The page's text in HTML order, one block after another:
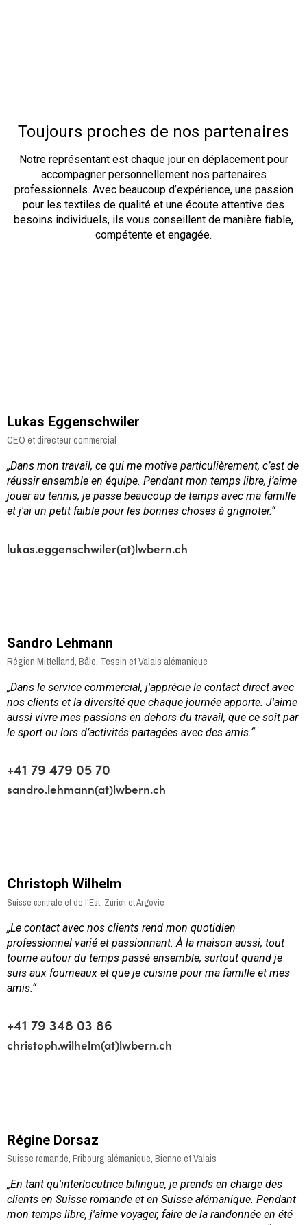
Toujours proches de nos partenaires
Notre représentantest chaque jour en déplacement pour
accompagner personnellement nos partenaires
professionnels. Avec beaucoup d’expérience, une passion
pour les textiles de qualité et une écoute attentive des
besoins individuels, ils vous conseillent de manière fiable,
compétente et engagée.
Lukas Eggenschwiler
CEO et directeur commercial
„Dans mon travail, ce qui me motive particulièrement, c’est de
réussir ensemble en équipe. Pendant mon temps libre, j’aime
jouer au tennis, je passe beaucoup de temps avec ma famille
et j'ai un petit faible pour les bonnes choses à grignoter.“
lukas.eggenschwiler(at)lwbern.ch
Sandro Lehmann
Région Mittelland, Bâle, Tessin et Valais alémanique
„Dans le service commercial, j'apprécie le contact direct avec
nos clients et la diversité que chaque journée apporte. J'aime
aussi vivre mes passions en dehors du travail, que ce soit par
le sport ou lors d’activités partagées avec des amis.“
+41 79 479 05 70
sandro.lehmann(at)lwbern.ch
Christoph Wilhelm
Suisse centrale et de l'Est, Zurich et Argovie
„Le contact avec nos clients rend mon quotidien
professionnel varié et passionnant. À la maison aussi, tout
tourne autour du temps passé ensemble, surtout quand je
suis aux fourneaux et que je cuisine pour ma famille et mes
amis.“
+41 79 348 03 86
christoph.wilhelm(at)lwbern.ch
Régine Dorsaz
Suisse romande, Fribourg alémanique, Bienne et Valais
„En tant qu'interlocutrice bilingue, je prends en charge des
clients en Suisse romande et en Suisse alémanique. Pendant
mon temps libre, j'aime voyager, faire de la randonnée en été